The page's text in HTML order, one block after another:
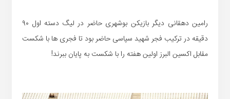
رامین دهقانی دیگر بازیکن بوشهری حاضر در لیگ دسته اول ۹۰
دقیقه در ترکیب فجر شهید سپاسی حاضر بود تا فجری ها با شکست
مقابل اکسین البرز اولین هفته را با شکست به پایان ببرند!